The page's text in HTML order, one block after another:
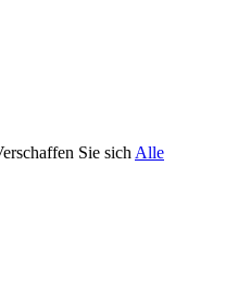
Sie sich Alle